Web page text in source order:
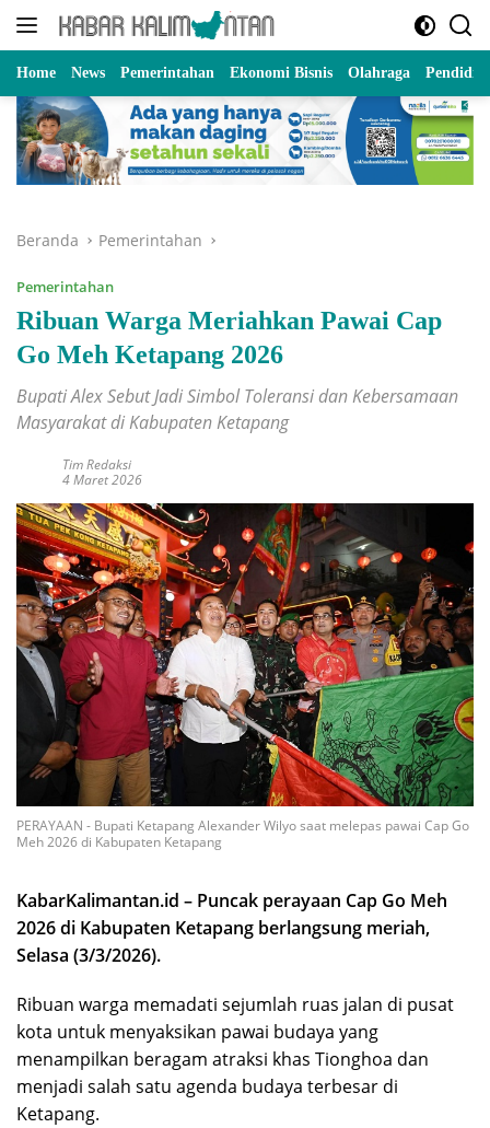
Langsung
Home News Pemerintahan Ekonomi Bisnis Olahraga
Beranda Pemerintahan
Pemerintahan
Ribuan Warga Meriahkan Pawai Cap
Go Meh Ketapang 2026
Bupati Alex Sebut Jadi Simbol Toleransi dan Kebersamaan
Masyarakat di Kabupaten Ketapang
Tim Redaksi
4 Maret 2026
PERAYAAN - Bupati Ketapang Alexander Wilyo saat melepas pawai Cap Go
Meh 2026 di Kabupaten Ketapang
KabarKalimantan.id – Puncak perayaan Cap Go Meh
2026 di Kabupaten Ketapang berlangsung meriah,
Selasa (3/3/2026).
Ribuan warga memadati sejumlah ruas jalan di pusat
kota untuk menyaksikan pawai budaya yang
menampilkan beragam atraksi khas Tionghoa dan
menjadi salah satu agenda budaya terbesar di
Ketapang.